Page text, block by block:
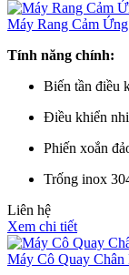
Máy Rang Cảm
Tính năng chính:
Biến tần điều
Điều khiển
Phiến xoắn
Trống inox
Liên hệ
Xem chi tiết
Máy Cô Quay